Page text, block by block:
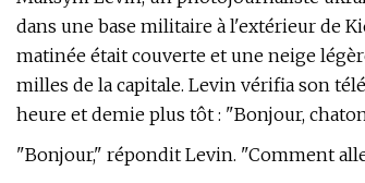
dans une base militaire à l'extérieur de
matinée était couverte et une neige
milles de la capitale. Levin vérifia son
heure et demie plus tôt : "Bonjour,
"Bonjour," répondit Levin. "Comment